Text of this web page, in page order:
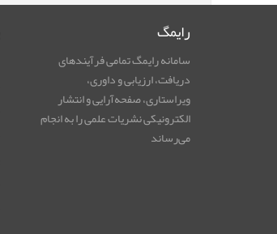
رایمگ
سامانه رایمگ تمامی فرآیندهای
دریافت، ارزیابی و داوری،
ویراستاری، صفحه‌آرایی و انتشار
الکترونیکی نشریات علمی را به انجام
می‌رساند